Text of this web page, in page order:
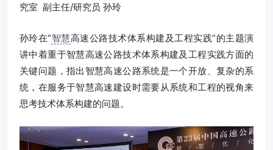
究室 副主任/研究员 孙玲
孙玲在“智慧高速公路技术体系构建及工程实践”的主题演
讲中着重于智慧高速公路技术体系构建及工程实践方面的
关键问题，指出智慧高速公路系统是一个开放、复杂的系
统，在服务于智慧高速建设时需要从系统和工程的视角来
思考技术体系构建的问题。